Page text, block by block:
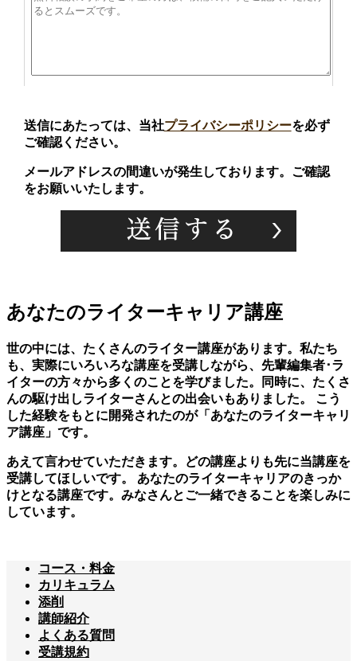
送信にあたっては、当社プライバシーポリシーを必ず
ご確認ください。
メールアドレスの間違いが発生しております。ご確認
をお願いいたします。
あなたのライターキャリア講座
世の中には、たくさんのライター講座があります。私たち
も、実際にいろいろな講座を受講しながら、先輩編集者･ラ
イターの方々から多くのことを学びました。同時に、たくさ
んの駆け出しライターさんとの出会いもありました。 こう
した経験をもとに開発されたのが「あなたのライターキャリ
ア講座」です。
あえて言わせていただきます。どの講座よりも先に当講座を
受講してほしいです。 あなたのライターキャリアのきっか
けとなる講座です。みなさんとご一緒できることを楽しみに
しています。
コース・料金
カリキュラム
添削
講師紹介
よくある質問
受講規約